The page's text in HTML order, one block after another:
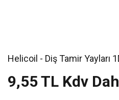
Helicoil - Diş Tamir Yayları
9,55 TL Kdv